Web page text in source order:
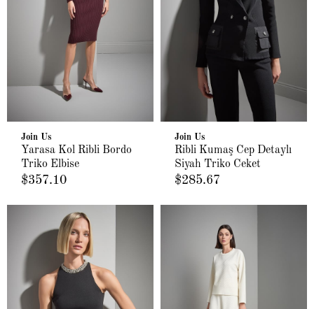
Join Us
Yarasa Kol Ribli Bordo
Triko Elbise
$357.10
Join Us
Ribli Kumaş Cep Detaylı
Siyah Triko Ceket
$285.67